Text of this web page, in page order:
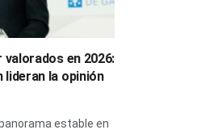
en 2026:
lideran la opinión
estable en